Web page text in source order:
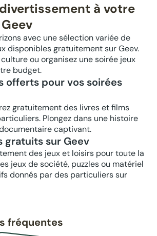
à votre
avec une sélection variée de
disponibles gratuitement sur Geev.
ou organisez une soirée jeux
budget.
offerts pour vos soirées
gratuitement des livres et films
Plongez dans une histoire
captivant.
gratuits sur Geev
des jeux et loisirs pour toute la
jeux de société, puzzles ou matériel
donnés par des particuliers sur
fréquentes